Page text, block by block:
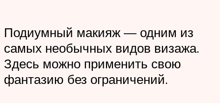
Подиумный макияж — одним из
самых необычных видов визажа.
Здесь можно применить свою
фантазию без ограничений.